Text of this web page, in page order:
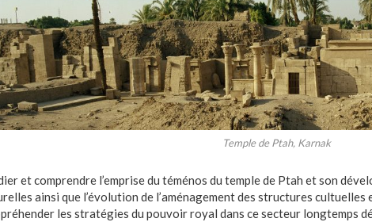
Temple de Ptah, Karnak
et comprendre l’emprise du téménos du temple de Ptah et son
ainsi que l’évolution de l’aménagement des structures
les stratégies du pouvoir royal dans ce secteur longtemps